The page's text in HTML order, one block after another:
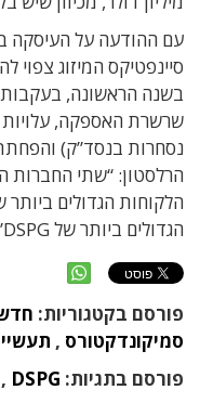
בשנה הראשונה, בעקבות
שרשרת האספקה,
הרלסטון: “שתי החברות
הגדולים ביותר של DSPG”.
פורסם בקטגוריות:
סמיקונדקטורס ,
פורסם בתגיות: DSPG
,